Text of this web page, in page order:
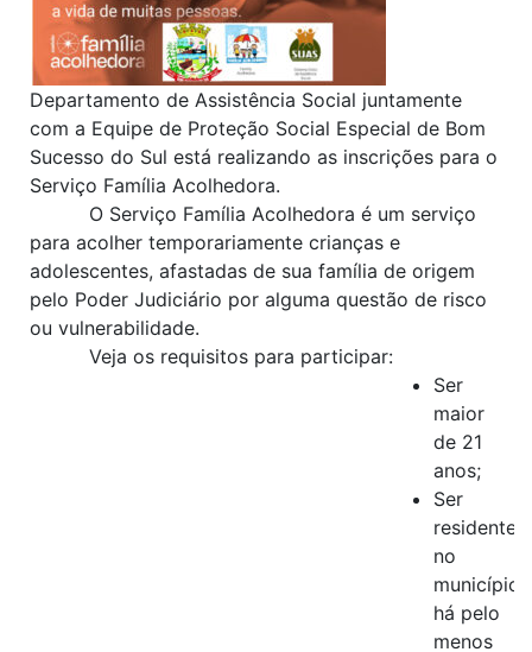
Departamento de Assistência Social juntamente
com a Equipe de Proteção Social Especial de Bom
Sucesso do Sul está realizando as inscrições para o
Serviço Família Acolhedora.
O Serviço Família Acolhedora é um serviço
para acolher temporariamente crianças e
adolescentes, afastadas de sua família de origem
pelo Poder Judiciário por alguma questão de risco
ou vulnerabilidade.
Veja os requisitos para participar:
Ser
maior
de 21
anos;
Ser
residente
no
município
há pelo
menos